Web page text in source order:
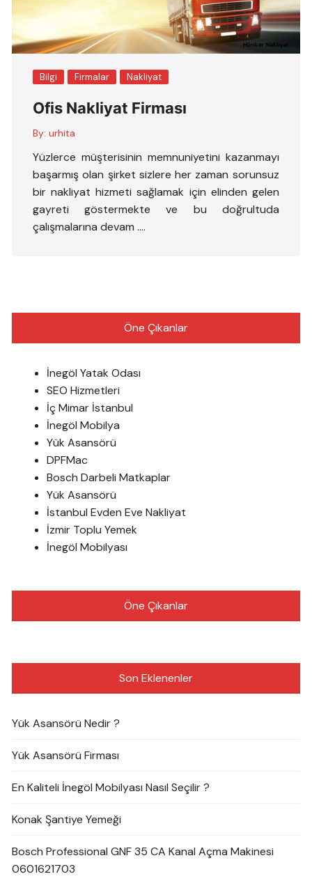
Bilgi Firmalar Nakliyat
Ofis Nakliyat Firması
By: urhita
Yüzlerce müşterisinin memnuniyetini kazanmayı
başarmış olan şirket sizlere her zaman sorunsuz
bir nakliyat hizmeti sağlamak için elinden gelen
gayreti göstermekte ve bu doğrultuda
çalışmalarına devam ….
Öne Çıkanlar
İnegöl Yatak Odası
SEO Hizmetleri
İç Mimar İstanbul
İnegöl Mobilya
Yük Asansörü
DPFMac
Bosch Darbeli Matkaplar
Yük Asansörü
İstanbul Evden Eve Nakliyat
İzmir Toplu Yemek
İnegöl Mobilyası
Öne Çıkanlar
Son Eklenenler
Yük Asansörü Nedir ?
Yük Asansörü Firması
En Kaliteli İnegöl Mobilyası Nasıl Seçilir ?
Konak Şantiye Yemeği
Bosch Professional GNF 35 CA Kanal Açma Makinesi
0601621703